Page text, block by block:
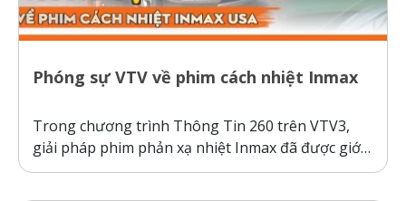
Phóng sự VTV về phim cách nhiệt Inmax
Trong chương trình Thông Tin 260 trên VTV3,
giải pháp phim phản xạ nhiệt Inmax đã được giới
thiệu như một bước tiến công nghệ giúp bảo vệ ô